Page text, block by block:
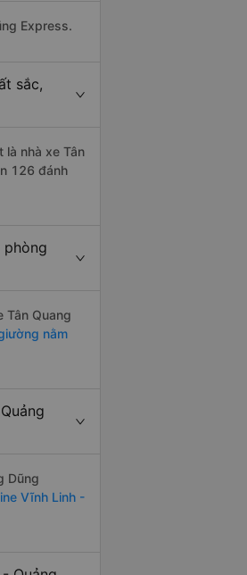
Express.
sắc,
là nhà xe Tân
126 đánh
phòng
Tân Quang
nằm
Dũng
Vĩnh Linh -